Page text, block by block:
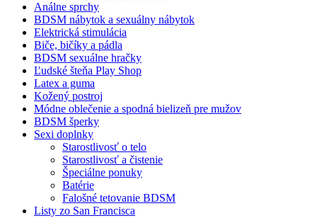
Análne sprchy
BDSM nábytok a sexuálny nábytok
Elektrická stimulácia
Biče, bičíky a pádla
BDSM sexuálne hračky
Ľudské šteňa Play Shop
Latex a guma
Kožený postroj
Módne oblečenie a spodná bielizeň pre mužov
BDSM šperky
Sexi doplnky
Starostlivosť o telo
Starostlivosť a čistenie
Špeciálne ponuky
Batérie
Falošné tetovanie BDSM
Listy zo San Francisca